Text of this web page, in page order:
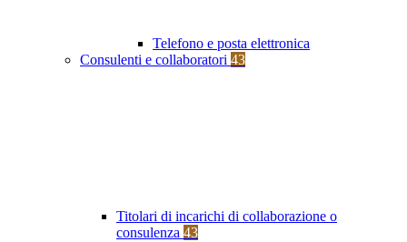
Telefono e posta elettronica
Consulenti e collaboratori 43
Titolari di incarichi di collaborazione o
consulenza 43